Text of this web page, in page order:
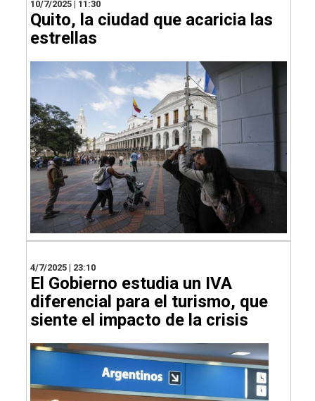
10/7/2025 | 11:30
Quito, la ciudad que acaricia las
estrellas
4/7/2025 | 23:10
El Gobierno estudia un IVA
diferencial para el turismo, que
siente el impacto de la crisis